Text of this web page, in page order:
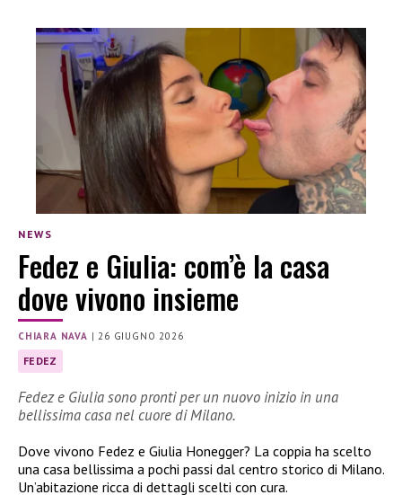
NEWS
Fedez e Giulia: com’è la casa
dove vivono insieme
CHIARA NAVA |26 GIUGNO 2026
FEDEZ
Fedez e Giulia sono pronti per un nuovo inizio in una
bellissima casa nel cuore di Milano.
Dove vivono Fedez e Giulia Honegger? La coppia ha scelto
una casa bellissima a pochi passi dal centro storico di Milano.
Un’abitazione ricca di dettagli scelti con cura.